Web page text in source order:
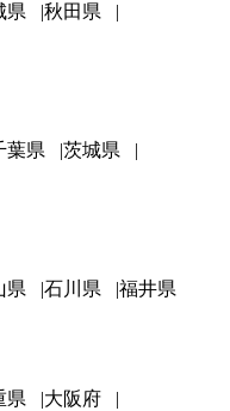
県
秋田県
葉県
茨城県
県 石川県 福井県
県
大阪府